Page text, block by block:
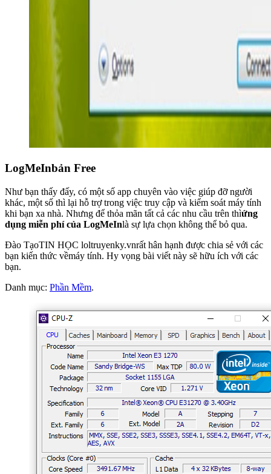
LogMeInbản Free
Như bạn thấy đấy, có một số app chuyên vào việc giúp đỡ người
khác, một số thì lại hỗ trợ trong việc truy cập và kiểm soát máy tính
khi bạn xa nhà. Nhưng để thỏa mãn tất cả các nhu cầu trên thìứng
dụng miễn phí của LogMeInlà sự lựa chọn không thể bỏ qua.
Đào TạoTIN HỌC loltruyenky.vnrất hân hạnh được chia sẻ với các
bạn kiến thức vềmáy tính. Hy vọng bài viết này sẽ hữu ích với các
bạn.
Danh mục: Phần Mềm.